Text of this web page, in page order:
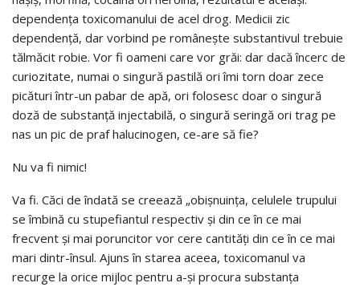
dependenţa toxicomanului de acel drog. Medicii zic
dependenţă, dar vorbind pe româneşte substantivul trebuie
tălmăcit robie. Vor fi oameni care vor grăi: dar dacă încerc de
curiozitate, numai o singură pastilă ori îmi torn doar zece
picături într-un pabar de apă, ori folosesc doar o singură
doză de substanţă injectabilă, o singură seringă ori trag pe
nas un pic de praf halucinogen, ce-are să fie?
Nu va fi nimic!
Va fi. Căci de îndată se creează „obişnuinţa, celulele trupului
se îmbină cu stupefiantul respectiv şi din ce în ce mai
frecvent şi mai poruncitor vor cere cantităţi din ce în ce mai
mari dintr-însul. Ajuns în starea aceea, toxicomanul va
recurge la orice mijloc pentru a-şi procura substanţa